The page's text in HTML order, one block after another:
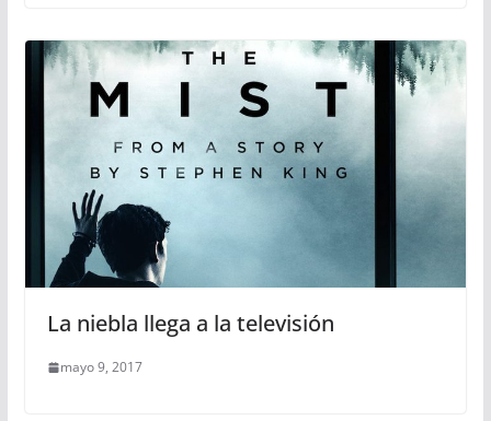
La niebla llega a la televisión
mayo 9, 2017